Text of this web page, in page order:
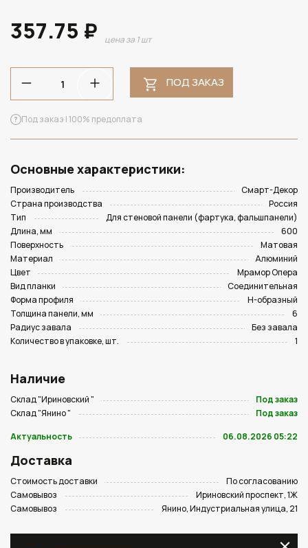
357.75 ₽ цена за 1 шт
ПОД ЗАКАЗ
Под заказ | 100% предоплата
Основные характеристики:
Производитель
Смарт-Декор
Страна производства
Россия
Тип
Для стеновой панели (фартука, фальшпанели)
Длина, мм
600
Поверхность
Матовая
Материал
Алюминий
Цвет
Мрамор Опера
Вид планки
Соединительная
Форма профиля
Н-образный
Толщина панели, мм
6
Радиус завала
Без завала
Количество в упаковке, шт.
1
Наличие
Склад "Ириновский "
Под заказ
Склад "Янино "
Под заказ
Актуальность
06.08.2026 05:22
Доставка
Стоимость доставки
По согласованию
Самовывоз
Ириновский проспект, 1Ж
Самовывоз
Янино, Индустриальная улица, 21